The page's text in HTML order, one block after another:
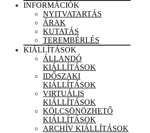
INFORMÁCIÓK
NYITVATARTÁS
ÁRAK
KUTATÁS
TEREMBÉRLÉS
KIÁLLÍTÁSOK
ÁLLANDÓ
KIÁLLÍTÁSOK
IDŐSZAKI
KIÁLLÍTÁSOK
VIRTUÁLIS
KIÁLLÍTÁSOK
KÖLCSÖNÖZHETŐ
KIÁLLÍTÁSOK
ARCHÍV KIÁLLÍTÁSOK